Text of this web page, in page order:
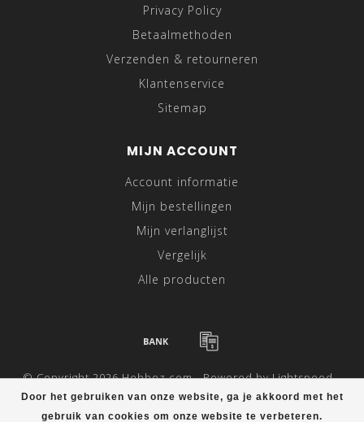
Door het gebruiken van onze website, ga je akkoord met het
gebruik van cookies om onze website te verbeteren.
Privacy Policy
Betaalmethoden
Verzenden & retourneren
Klantenservice
Sitemap
MIJN ACCOUNT
Account informatie
Mijn bestellingen
Mijn verlanglijst
Vergelijk
Alle producten
© Copyright 2026 Hebbez.com - Powered byLightspeed-
Theme byDyvelopment